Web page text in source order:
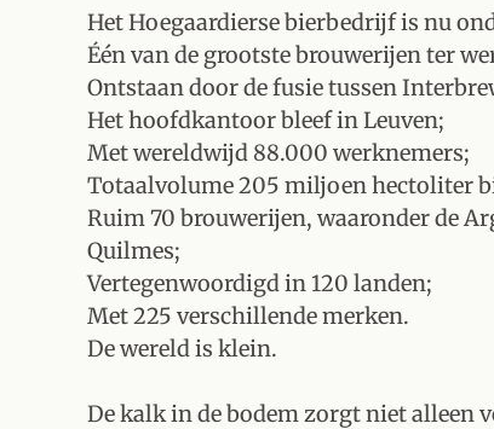
Het Hoegaardierse bierbedrijf is nu
Één van de grootste brouwerijen ter
Ontstaan door de fusie tussen
Het hoofdkantoor bleef in Leuven;
Met wereldwijd 88.000 werknemers;
Totaalvolume 205 miljoen hectoliter
Ruim 70 brouwerijen, waaronder de
Quilmes;
Vertegenwoordigd in 120 landen;
Met 225 verschillende merken.
De wereld is klein.
De kalk in de bodem zorgt niet alleen